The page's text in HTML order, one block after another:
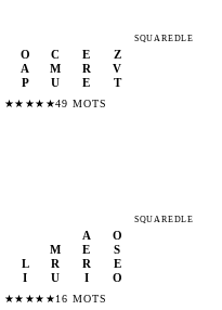
SQUAREDLE
O C E
Z
A M R
V
P U E T
★★ ★★ ★49 MOTS
SQUAREDLE
A
O
M
E
S
L
R R
E
I U I O
★★ ★★ ★16 MOTS